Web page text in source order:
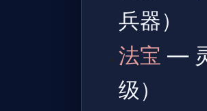
兵器）
法宝 —
级）